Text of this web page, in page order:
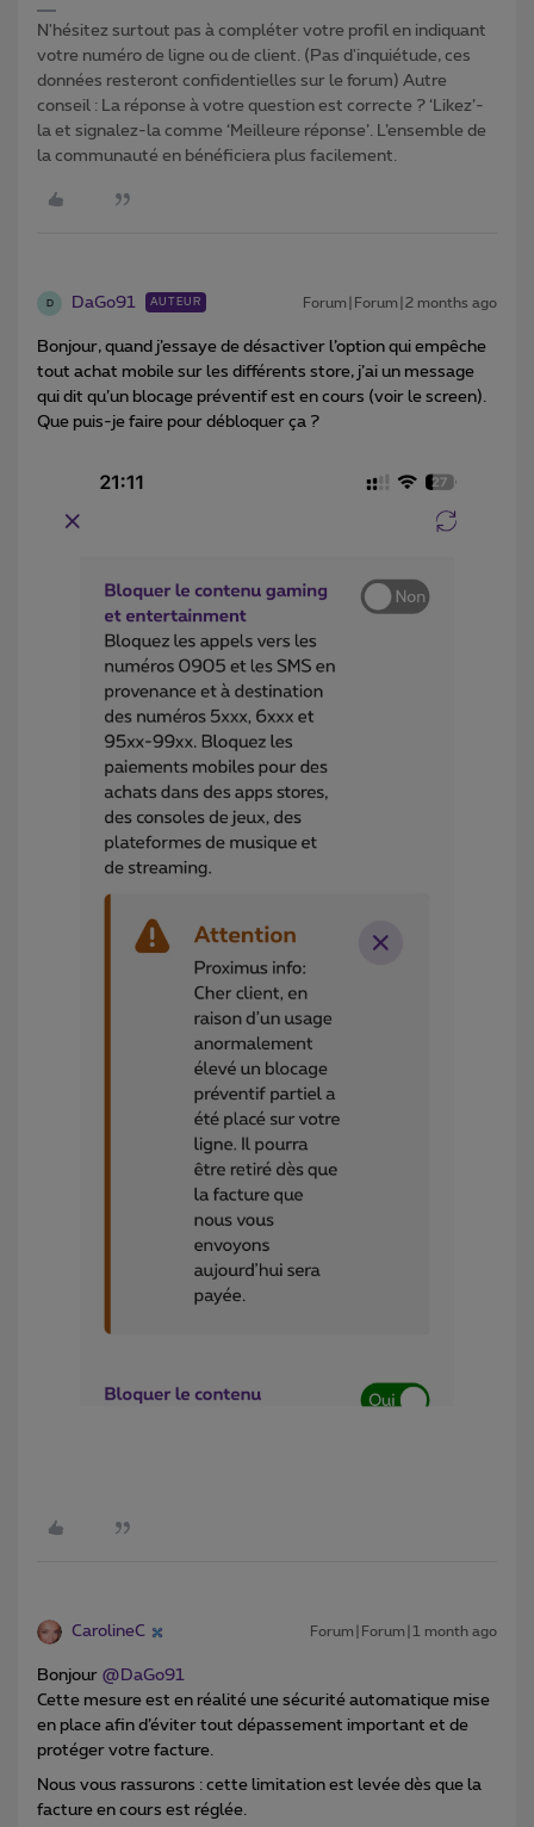
N'hésitez surtout pas à compléter votre profil en indiquant
votre numéro de ligne ou de client. (Pas d'inquiétude, ces
données resteront confidentielles sur le forum) Autre
conseil : La réponse à votre question est correcte ? ‘Likez’-
la et signalez-la comme ‘Meilleure réponse’. L’ensemble de
la communauté en bénéficiera plus facilement.
D DaGo91 AUTEUR Forum|Forum|2 months ago
Bonjour, quand j’essaye de désactiver l’option qui empêche
tout achat mobile sur les différents store, j’ai un message
qui dit qu’un blocage préventif est en cours (voir le screen).
Que puis-je faire pour débloquer ça ?
CarolineC Forum|Forum|1 month ago
Bonjour ​ @DaGo91
Cette mesure est en réalité une sécurité automatique mise
en place afin d’éviter tout dépassement important et de
protéger votre facture.
Nous vous rassurons : cette limitation est levée dès que la
facture en cours est réglée.